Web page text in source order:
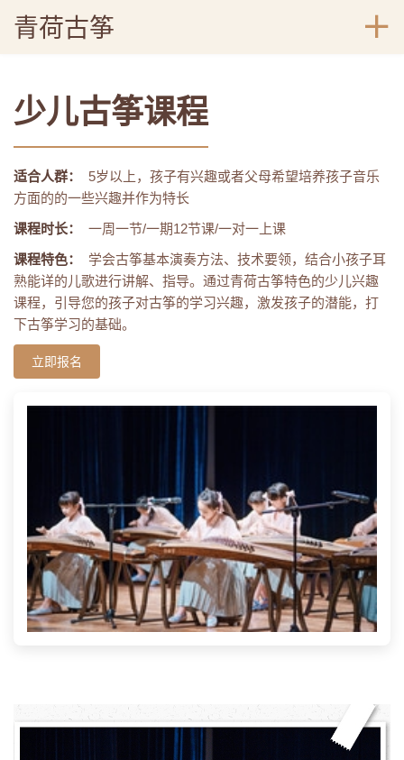
青荷古筝
少儿古筝课程
适合人群：
5岁以上，孩子有兴趣或者父母希望培养孩子音乐
方面的的一些兴趣并作为特长
课程时长：
一周一节/一期12节课/一对一上课
课程特色：
学会古筝基本演奏方法、技术要领，结合小孩子耳
熟能详的儿歌进行讲解、指导。通过青荷古筝特色的少儿兴趣
课程，引导您的孩子对古筝的学习兴趣，激发孩子的潜能，打
下古筝学习的基础。
立即报名